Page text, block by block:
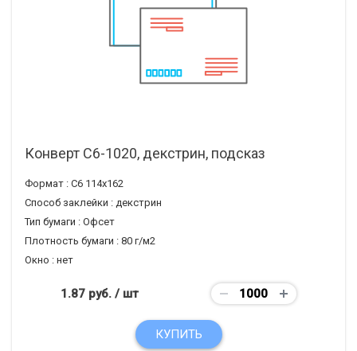
Конверт С6-1020, декстрин, подсказ
Формат : С6 114х162
Способ заклейки : декстрин
Тип бумаги : Офсет
Плотность бумаги : 80 г/м2
Окно : нет
1.87 руб./ шт
КУПИТЬ